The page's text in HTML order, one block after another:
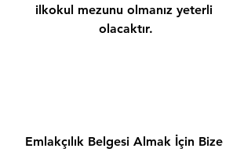
ilkokul mezunu olmanız yeterli
olacaktır.
Emlakçılık Belgesi Almak İçin Bize